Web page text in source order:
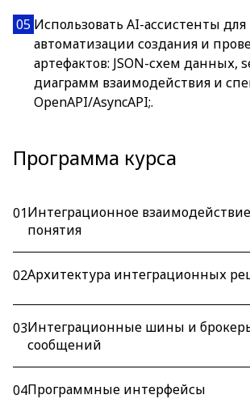
05 Использовать AI-ассистенты для
автоматизации создания и
артефактов: JSON-схем данных,
диаграмм взаимодействия и
OpenAPI/AsyncAPI;.
Программа курса
01Интеграционное
понятия
02Архитектура интеграционных
03Интеграционные шины и
сообщений
04Программные интерфейсы